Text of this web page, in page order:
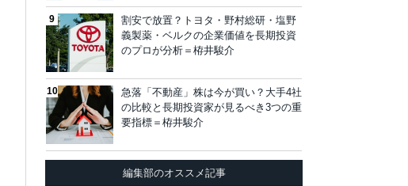
割安で放置？トヨタ・野村総研・塩野
義製薬・ベルクの企業価値を長期投資
のプロが分析＝栫井駿介
急落「不動産」株は今が買い？大手4社
の比較と長期投資家が見るべき3つの重
要指標＝栫井駿介
編集部のオススメ記事